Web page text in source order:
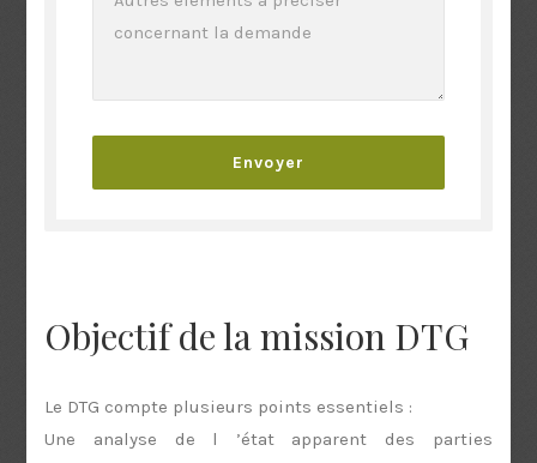
Objectif de la mission DTG
Le DTG compte plusieurs points essentiels :
Une analyse de l ’état apparent des parties